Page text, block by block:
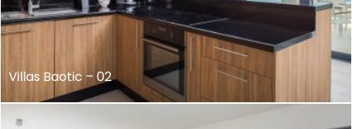
Villas Baotic – 02